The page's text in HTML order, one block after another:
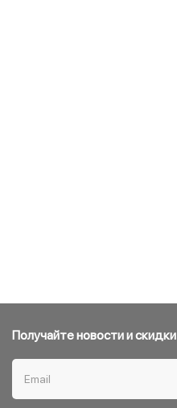
Получайте новости и скидки